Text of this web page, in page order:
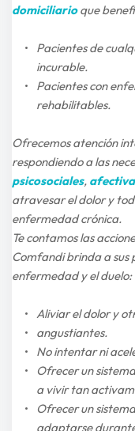
domiciliario que
Pacientes de
incurable.
Pacientes con
rehabilitables.
Ofrecemos atención
respondiendo a las
psicosociales,
atravesar el dolor y
enfermedad crónica.
Te contamos las
Comfandi brinda a
enfermedad y el duelo:
Aliviar el dolor y
angustiantes.
No intentar ni
Ofrecer un
a vivir tan
Ofrecer un
adaptarse